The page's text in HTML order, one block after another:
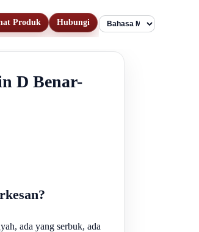
Produk
Hubungi
Language
D Benar-
ada yang serbuk, ada